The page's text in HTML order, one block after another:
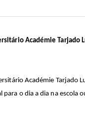
Académie Tarjado
Académie Tarjado
para o dia a dia na escola